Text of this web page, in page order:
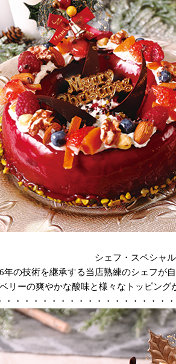
シェフ・スペシャル
年の技術を継承する当店熟練のシェフが
ベリーの爽やかな酸味と様々なトッピング
・・・・・・・・・・・・・・・・・・